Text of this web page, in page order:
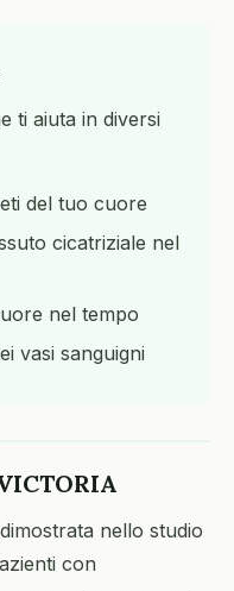
ti aiuta in diversi
del tuo cuore
cicatriziale nel
nel tempo
vasi sanguigni
nello studio
con